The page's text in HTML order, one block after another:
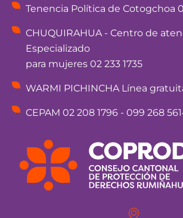
Tenencia Política de Cotogchoa
CHUQUIRAHUA - Centro de
Especializado
para mujeres 02 233 1735
WARMI PICHINCHA Línea
CEPAM 02 208 1796 - 099 268